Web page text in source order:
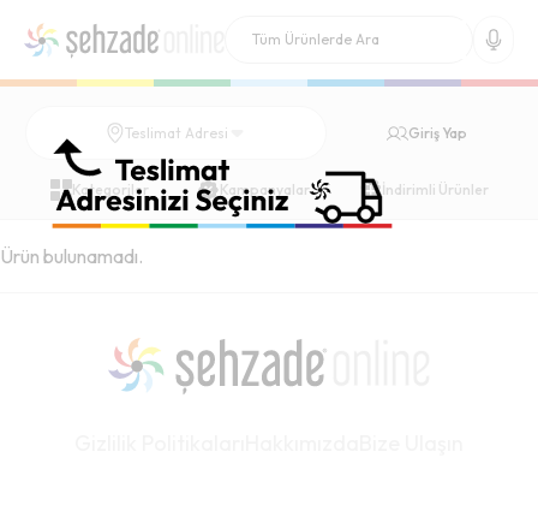
Teslimat Adresi Giriş Yap
Kategoriler Kampanyalar İndirimli Ürünler
Ürün bulunamadı.